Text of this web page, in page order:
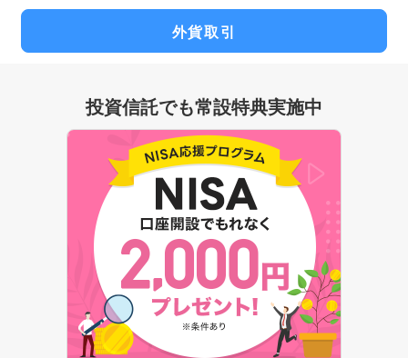
外貨取引
投資信託でも常設特典実施中